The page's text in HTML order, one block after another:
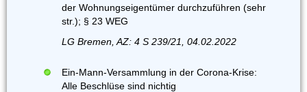
der Wohnungseigentümer durchzuführen (sehr
str.); § 23 WEG
LG Bremen, AZ: 4 S 239/21, 04.02.2022
Ein-Mann-Versammlung in der Corona-Krise:
Alle Beschlüse sind nichtig